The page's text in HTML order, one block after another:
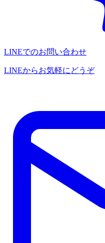
LINEでのお問い合わせ
LINEからお気軽にどうぞ